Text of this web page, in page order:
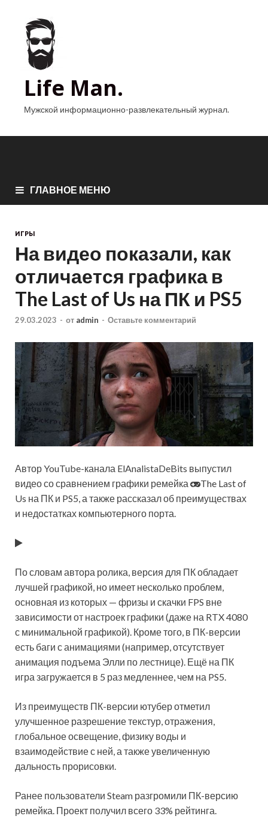
Life Man.
Мужской информационно-развлекательный журнал.
ГЛАВНОЕ МЕНЮ
ИГРЫ
На видео показали, как
отличается графика в
The Last of Us на ПК и PS5
29.03.2023 - от admin - Оставьте комментарий
Автор YouTube-канала ElAnalistaDeBits выпустил
видео со сравнением графики ремейка
The Last of
Us на ПК и PS5, а также рассказал об преимуществах
и недостатках компьютерного порта.
По словам автора ролика, версия для ПК обладает
лучшей графикой, но имеет несколько проблем,
основная из которых — фризы и скачки FPS вне
зависимости от настроек графики (даже на RTX 4080
с минимальной графикой). Кроме того, в ПК-версии
есть баги с анимациями (например, отсутствует
анимация подъема Элли по лестнице). Ещё на ПК
игра загружается в 5 раз медленнее, чем на PS5.
Из преимуществ ПК-версии ютубер отметил
улучшенное разрешение текстур, отражения,
глобальное освещение, физику воды и
взаимодействие с ней, а также увеличенную
дальность прорисовки.
Ранее пользователи Steam разгромили ПК-версию
ремейка. Проект получил всего 33% рейтинга.